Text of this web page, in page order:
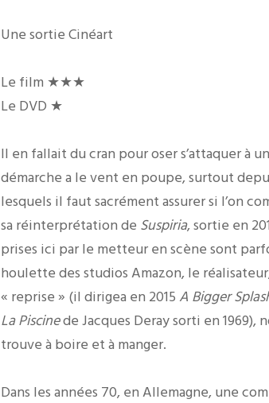
Une sortie Cinéart
Le film ★★★
Le DVD ★
Il en fallait du cran pour oser s’attaquer à
démarche a le vent en poupe, surtout
lesquels il faut sacrément assurer si l’on
sa réinterprétation de Suspiria, sortie en
prises ici par le metteur en scène sont
houlette des studios Amazon, le
« reprise » (il dirigea en 2015 A Bigger
La Piscinede Jacques Deray sorti en 1969),
trouve à boire et à manger.
Dans les années 70, en Allemagne, une